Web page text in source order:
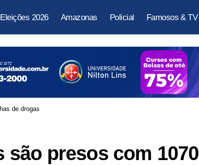
Eleições 2026 Amazonas Policial Famosos & TV
de drogas
são presos com 1070